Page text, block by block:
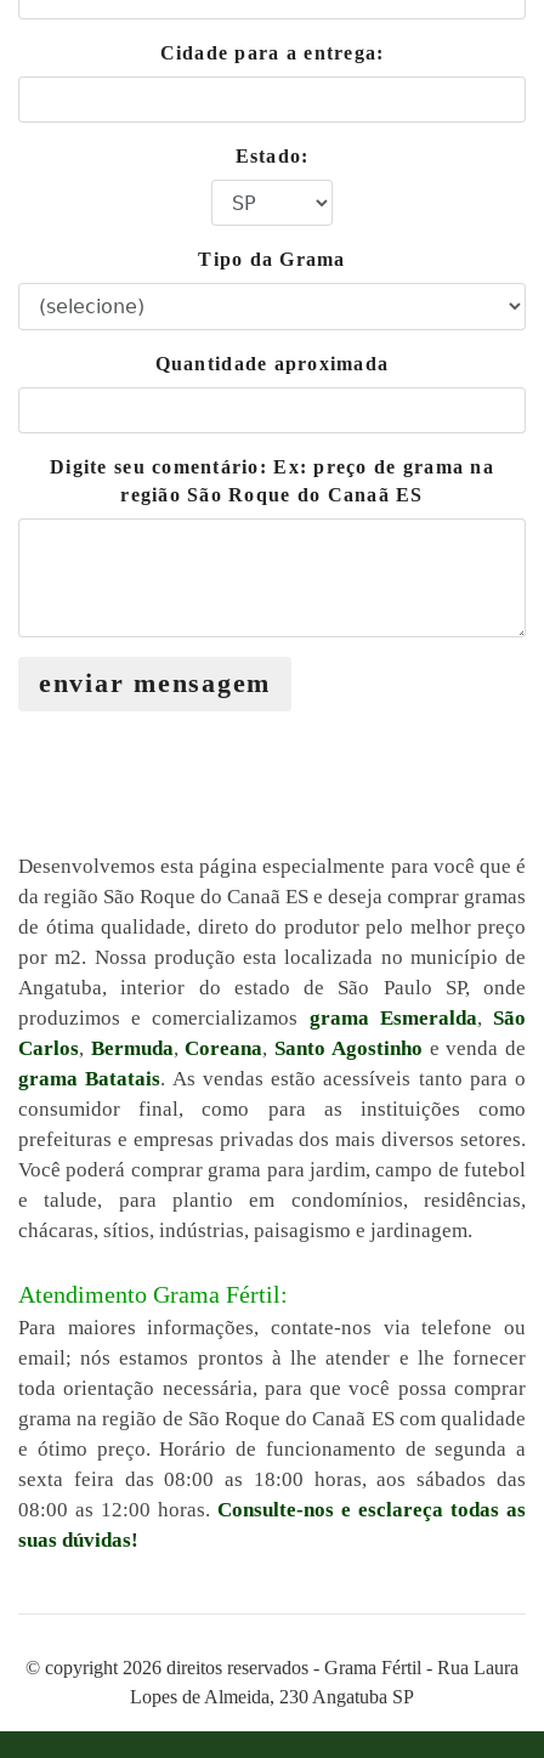
Cidade para a entrega:
Estado:
Tipo da Grama
Quantidade aproximada
Digite seu comentário: Ex: preço de grama na
região São Roque do Canaã ES
enviar mensagem
Desenvolvemos esta página especialmente para você que é
da região São Roque do Canaã ES e deseja comprar gramas
de ótima qualidade, direto do produtor pelo melhor preço
por m2. Nossa produção esta localizada no município de
Angatuba, interior do estado de São Paulo SP, onde
produzimos e comercializamos grama Esmeralda,São
Carlos, Bermuda,Coreana,Santo Agostinho e venda de
grama Batatais. As vendas estão acessíveis tanto para o
consumidor final, como para as instituições como
prefeituras e empresas privadas dos mais diversos setores.
Você poderá comprar grama para jardim, campo de futebol
e talude, para plantio em condomínios, residências,
chácaras, sítios, indústrias, paisagismo e jardinagem.
Atendimento Grama Fértil:
Para maiores informações, contate-nos via telefone ou
email; nós estamos prontos à lhe atender e lhe fornecer
toda orientação necessária, para que você possa comprar
grama na região de São Roque do Canaã ES com qualidade
e ótimo preço. Horário de funcionamento de segunda a
sexta feira das 08:00 as 18:00 horas, aos sábados das
08:00 as 12:00 horas. Consulte-nos e esclareça todas as
suas dúvidas!
© copyright 2026 direitos reservados - Grama Fértil - Rua Laura
Lopes de Almeida, 230 Angatuba SP